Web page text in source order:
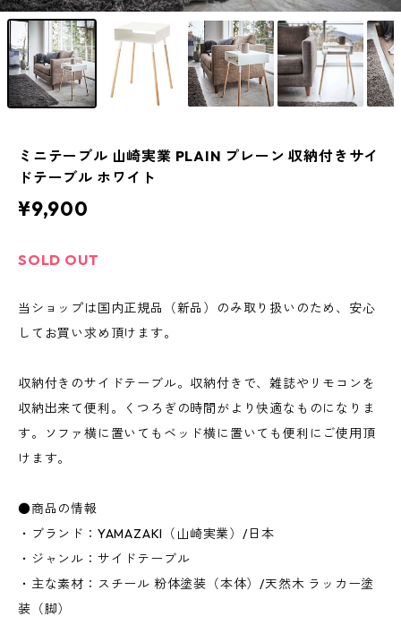
ミニテーブル 山崎実業 PLAIN プレーン 収納付きサイ
ドテーブル ホワイト
¥9,900
SOLD OUT
当ショップは国内正規品（新品）のみ取り扱いのため、安心
してお買い求め頂けます。
収納付きのサイドテーブル。収納付きで、雑誌やリモコンを
収納出来て便利。くつろぎの時間がより快適なものになりま
す。ソファ横に置いてもベッド横に置いても便利にご使用頂
けます。
●商品の情報
・ブランド：YAMAZAKI（山崎実業）/日本
・ジャンル：サイドテーブル
・主な素材：スチール 粉体塗装（本体）/天然木 ラッカー塗
装（脚）